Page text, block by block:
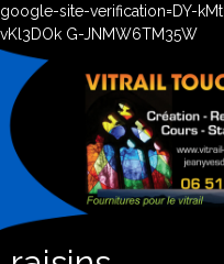
google-site-verification=DY-
vKl3DOk G-JNMW6TM35W